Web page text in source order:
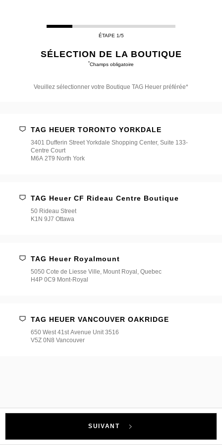
ÉTAPE 1/5
SÉLECTION DE LA BOUTIQUE
*Champs obligatoire
Veuillez sélectionner votre Boutique TAG Heuer préférée*
Boutique
TAG HEUER TORONTO YORKDALE
3401 Dufferin Street Yorkdale Shopping Center, Suite 133-
Centre Court
M6A 2T9 North York
TAG Heuer CF Rideau Centre Boutique
50 Rideau Street
K1N 9J7 Ottawa
TAG Heuer Royalmount
5050 Cote de Liesse Ville, Mount Royal, Quebec
H4P 0C9 Mont-Royal
TAG HEUER VANCOUVER OAKRIDGE
650 West 41st Avenue Unit 3516
V5Z 0N8 Vancouver
SUIVANT